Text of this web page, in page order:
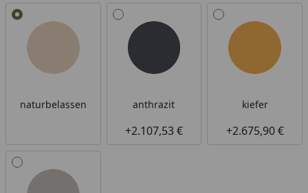
Alle anzeigen (4)
naturbelassen anthrazit
+2.107,53 €
kiefer
+2.675,90 €